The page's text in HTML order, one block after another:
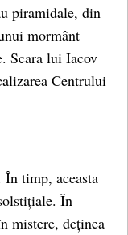
piramidale, din
mormânt
Scara lui Iacov
Centrului
timp, aceasta
În
mistere, deținea